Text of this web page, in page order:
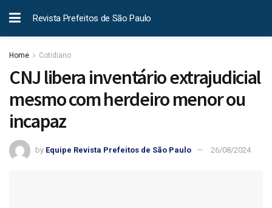
Revista Prefeitos de São Paulo
Home Cotidiano
CNJ libera inventário extrajudicial
mesmo com herdeiro menor ou
incapaz
by Equipe Revista Prefeitos de São Paulo 26/08/2024